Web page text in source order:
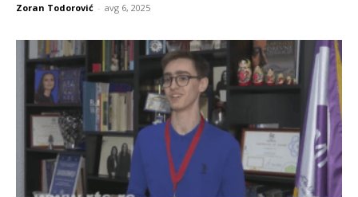
Zoran Todorović - avg 6, 2025